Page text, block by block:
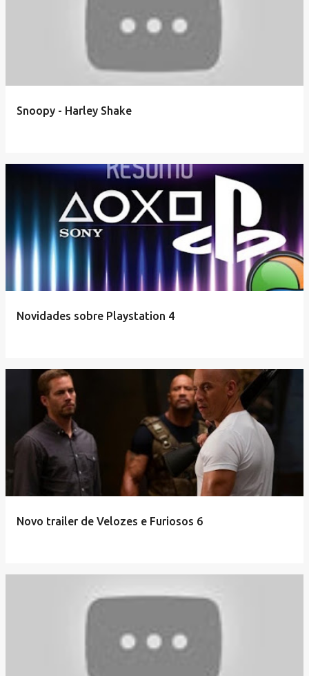
Snoopy - Harley Shake
Novidades sobre Playstation 4
Novo trailer de Velozes e Furiosos 6